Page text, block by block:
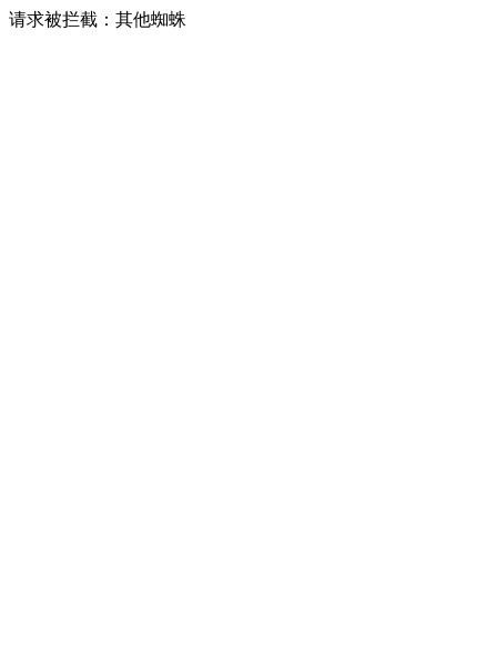
请求被拦截：其他蜘蛛